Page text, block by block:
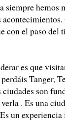
siempre hemos
con el paso del
es que
Tanger,
son
. Es una
un